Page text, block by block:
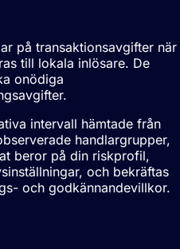
på transaktionsavgifter när
till lokala inlösare. De
onödiga
intervall hämtade från
handlargrupper,
beror på din riskprofil,
och bekräftas
och godkännandevillkor.